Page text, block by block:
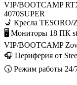
VIP/BOOTCAMP
4070SUPER
💺 Кресла TESORO/
🖥 Мониторы 18 ПК
VIP/BOOTCAMP
🎧 Периферия от
🕠 Режим работы 24/